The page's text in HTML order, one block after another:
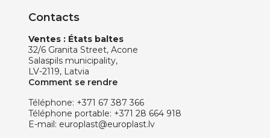
Contacts
Ventes : États baltes
32/6 Granita Street, Acone
Salaspils municipality,
LV-2119, Latvia
Comment se rendre
Téléphone: +371 67 387 366
Téléphone portable: +371 28 664 918
E-mail: europlast@europlast.lv